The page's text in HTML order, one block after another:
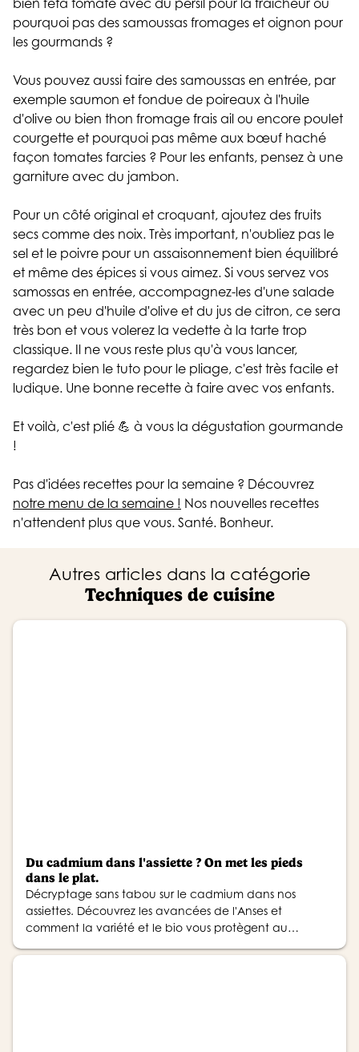
bien feta tomate avec du persil pour la fraîcheur ou
pourquoi pas des samoussas fromages et oignon pour
les gourmands ?
Vous pouvez aussi faire des samoussas en entrée, par
exemple saumon et fondue de poireaux à l'huile
d'olive ou bien thon fromage frais ail ou encore poulet
courgette et pourquoi pas même aux bœuf haché
façon tomates farcies ? Pour les enfants, pensez à une
garniture avec du jambon.
Pour un côté original et croquant, ajoutez des fruits
secs comme des noix. Très important, n'oubliez pas le
sel et le poivre pour un assaisonnement bien équilibré
et même des épices si vous aimez. Si vous servez vos
samossas en entrée, accompagnez-les d'une salade
avec un peu d'huile d'olive et du jus de citron, ce sera
très bon et vous volerez la vedette à la tarte trop
classique. Il ne vous reste plus qu'à vous lancer,
regardez bien le tuto pour le pliage, c'est très facile et
ludique. Une bonne recette à faire avec vos enfants.
Et voilà, c'est plié 💪 à vous la dégustation gourmande
!
Pas d'idées recettes pour la semaine ? Découvrez
notre menu de la semaine ! Nos nouvelles recettes
n'attendent plus que vous. Santé. Bonheur.
Autres articles dans la catégorie
Techniques de cuisine
Du cadmium dans l'assiette ? On met les pieds
dans le plat.
Décryptage sans tabou sur le cadmium dans nos
assiettes. Découvrez les avancées de l'Anses et
comment la variété et le bio vous protègent au